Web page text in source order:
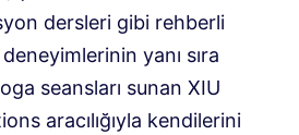
dersleri gibi rehberli
yanı sıra
seansları sunan XIU
aracılığıyla kendilerini